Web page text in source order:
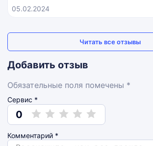
дней, чтобы улучшить его. Это полный бред.
05.02.2024
Читать все отзывы
Добавить отзыв
Обязательные поля помечены *
Сервис *
0
Комментарий *